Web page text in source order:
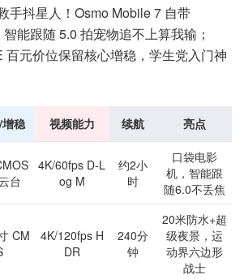
手抖星人！Osmo Mobile 7 自带
能跟随 5.0 拍宠物追不上算我输；
百元价位保留核心增稳，学生党入门神
稳 视频能力 续航 亮点
台
4K/60fps D-L
og M
约2小
时
口袋电影
机，智能跟
随6.0不丢焦
CM
4K/120fps H
DR
240分
钟
20米防水+超
级夜景，运
动界六边形
战士